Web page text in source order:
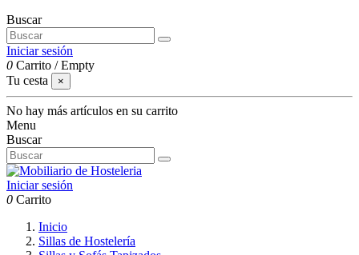
Buscar
Iniciar sesión
0 Carrito /Empty
Tu cesta
×
No hay más artículos en su carrito
Menu
Buscar
Iniciar sesión
0 Carrito
Inicio
Sillas de Hostelería